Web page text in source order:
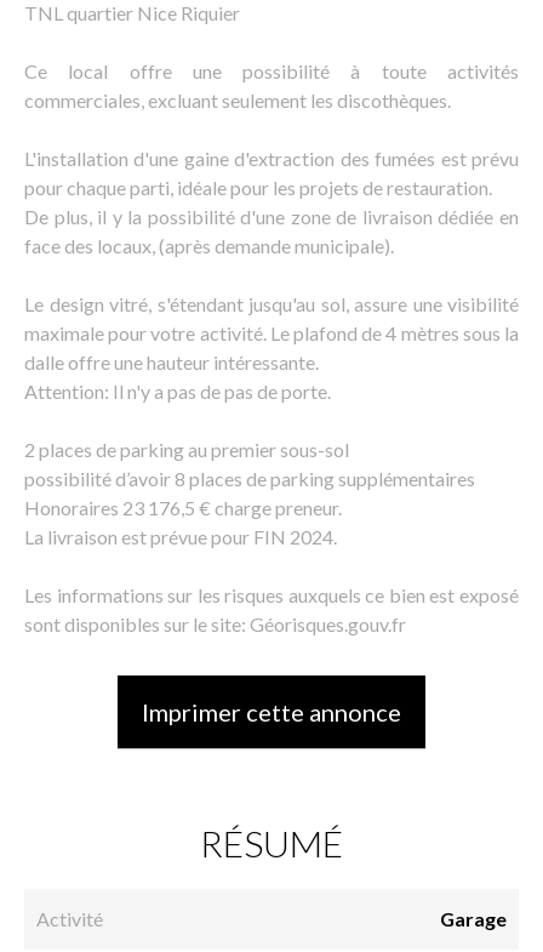
TNL quartier Nice Riquier
Ce local offre une possibilité à toute activités
commerciales, excluant seulement les discothèques.
L'installation d'une gaine d'extraction des fumées est prévu
pour chaque parti, idéale pour les projets de restauration.
De plus, il y la possibilité d'une zone de livraison dédiée en
face des locaux, (après demande municipale).
Le design vitré, s'étendant jusqu'au sol, assure une visibilité
maximale pour votre activité. Le plafond de 4 mètres sous la
dalle offre une hauteur intéressante.
Attention: Il n'y a pas de pas de porte.
2 places de parking au premier sous-sol
possibilité d’avoir 8 places de parking supplémentaires
Honoraires 23 176,5 € charge preneur.
La livraison est prévue pour FIN 2024.
Les informations sur les risques auxquels ce bien est exposé
sont disponibles sur le site: Géorisques.gouv.fr
Imprimer cette annonce
RÉSUMÉ
Activité Garage